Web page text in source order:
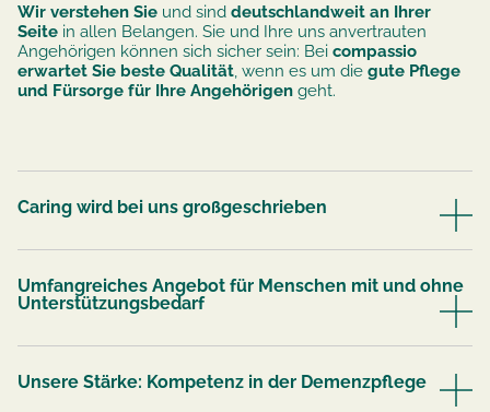
Wir verstehen Sie und sind deutschlandweit an Ihrer
Seite in allen Belangen. Sie und Ihre uns anvertrauten
Angehörigen können sich sicher sein: Bei compassio
erwartet Sie beste Qualität , wenn es um die gute Pflege
und Fürsorge für Ihre Angehörigen geht.
Caring wird bei uns großgeschrieben
Umfangreiches Angebot für Menschen mit und ohne
Unterstützungsbedarf
Unsere Stärke: Kompetenz in der Demenzpflege